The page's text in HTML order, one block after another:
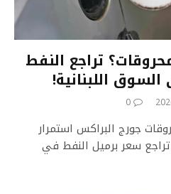
تراجع النفط
اللبنانية!
0
جورج البراكس استمرار
تراجع سعر برميل النفط في